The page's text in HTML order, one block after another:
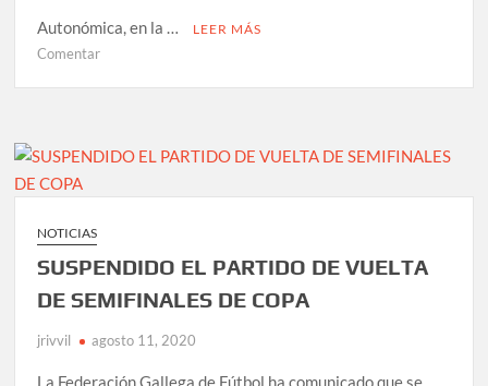
Autonómica, en la …
LEER MÁS
Comentaren
Y
DE
1ª
AUTONÓMICA,
2020/2021
NOTICIAS
SUSPENDIDO EL PARTIDO DE VUELTA
DE SEMIFINALES DE COPA
jrivvil agosto 11, 2020
La Federación Gallega de Fútbol ha comunicado que se